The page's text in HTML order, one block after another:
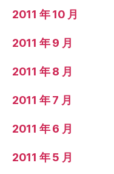
2011 年 10 月
2011 年 9 月
2011 年 8 月
2011 年 7 月
2011 年 6 月
2011 年 5 月